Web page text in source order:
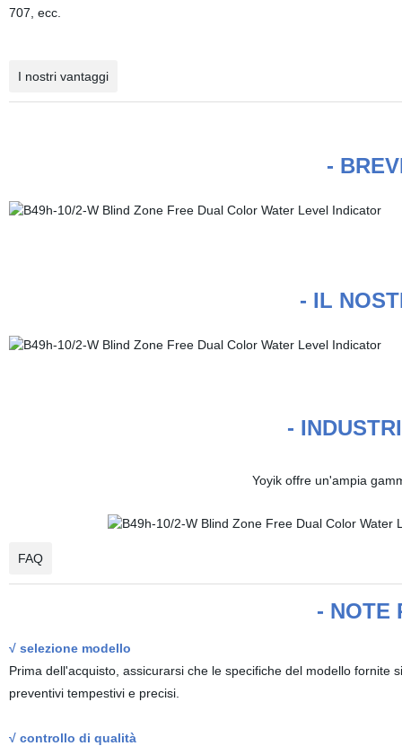
707, ecc.
I nostri vantaggi
-
- IL
-
Yoyik offre un'ampia
FAQ
- NOTE
√ selezione modello
Prima dell'acquisto, assicurarsi che le specifiche del modello
preventivi tempestivi e precisi.
√ controllo di qualità